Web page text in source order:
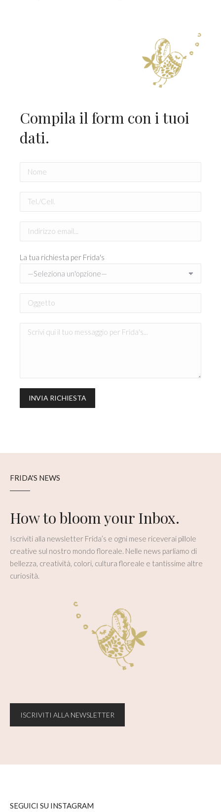
Compila il form con i tuoi
dati.
La tua richiesta per Frida's
FRIDA'S NEWS
How to bloom your Inbox.
Iscriviti alla newsletter Frida’s e ogni mese riceverai pillole
creative sul nostro mondo floreale. Nelle news parliamo di
bellezza, creatività, colori, cultura floreale e tantissime altre
curiosità.
ISCRIVITI ALLA NEWSLETTER
SEGUICI SU INSTAGRAM